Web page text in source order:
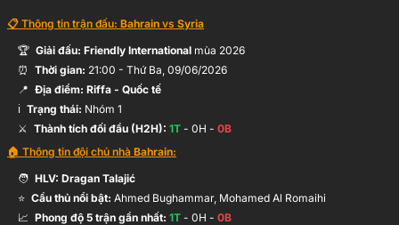
📋 Thông tin trận đấu: Bahrain vs Syria
🏆 Giải đấu: Friendly International mùa 2026
⏰ Thời gian: 21:00 - Thứ Ba, 09/06/2026
📍 Địa điểm: Riffa - Quốc tế
ℹ️ Trạng thái: Nhóm 1
⚔️ Thành tích đối đầu (H2H): 1T - 0H - 0B
🏠 Thông tin đội chủ nhà Bahrain:
🧑 HLV: Dragan Talajić
⭐ Cầu thủ nổi bật: Ahmed Bughammar, Mohamed Al Romaihi
📈 Phong độ 5 trận gần nhất: 1T - 0H - 0B